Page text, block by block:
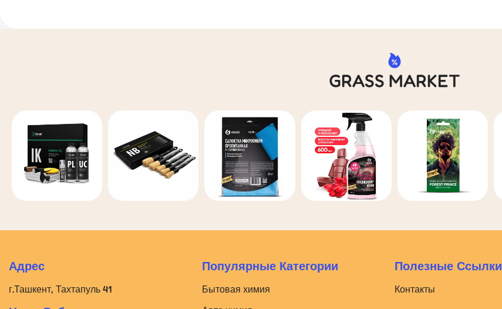
GRASS MARKET
Адрес
г.Ташкент, Тахтапуль 41
Популярные Категории
Бытовая химия
Полезные Ссылки
Контакты